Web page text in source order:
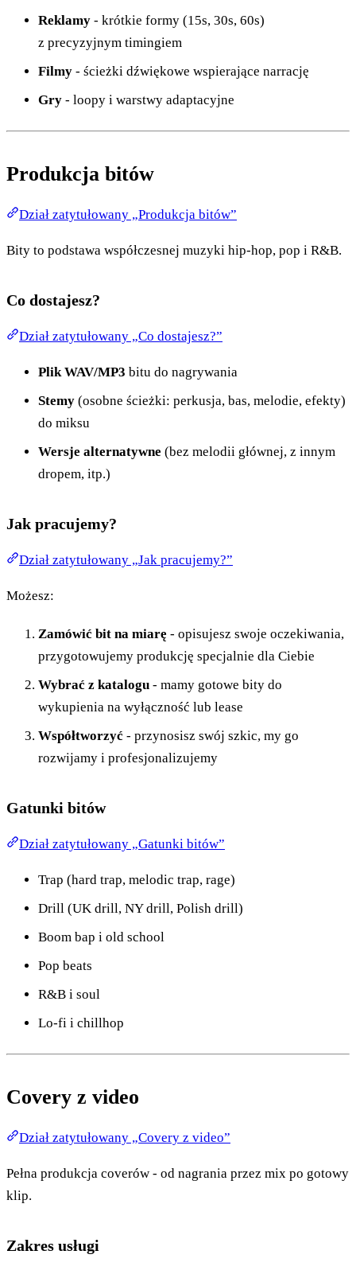
Reklamy - krótkie formy (15s, 30s, 60s)
z precyzyjnym timingiem
Filmy - ścieżki dźwiękowe wspierające narrację
Gry - loopy i warstwy adaptacyjne
Produkcja bitów
Dział zatytułowany „Produkcja bitów”
Bity to podstawa współczesnej muzyki hip-hop, pop i R&B.
Co dostajesz?
Dział zatytułowany „Co dostajesz?”
Plik WAV/MP3 bitu do nagrywania
Stemy (osobne ścieżki: perkusja, bas, melodie, efekty)
do miksu
Wersje alternatywne (bez melodii głównej, z innym
dropem, itp.)
Jak pracujemy?
Dział zatytułowany „Jak pracujemy?”
Możesz:
Zamówić bit na miarę - opisujesz swoje oczekiwania,
przygotowujemy produkcję specjalnie dla Ciebie
Wybrać z katalogu - mamy gotowe bity do
wykupienia na wyłączność lub lease
Współtworzyć - przynosisz swój szkic, my go
rozwijamy i profesjonalizujemy
Gatunki bitów
Dział zatytułowany „Gatunki bitów”
Trap (hard trap, melodic trap, rage)
Drill (UK drill, NY drill, Polish drill)
Boom bap i old school
Pop beats
R&B i soul
Lo-fi i chillhop
Covery z video
Dział zatytułowany „Covery z video”
Pełna produkcja coverów - od nagrania przez mix po gotowy
klip.
Zakres usługi